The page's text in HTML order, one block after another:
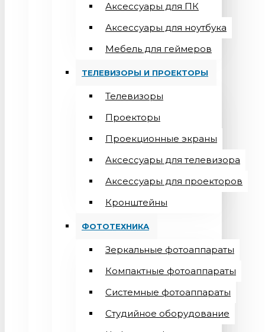
Аксессуары для ПК
Аксессуары для ноутбука
Мебель для геймеров
ТЕЛЕВИЗОРЫ И ПРОЕКТОРЫ
Телевизоры
Проекторы
Проекционные экраны
Aксессуары для телевизора
Аксессуары для проекторов
Кронштейны
ФОТОТЕХНИКА
Зеркальные фотоаппараты
Компактные фотоаппараты
Системные фотоаппараты
Студийное оборудование